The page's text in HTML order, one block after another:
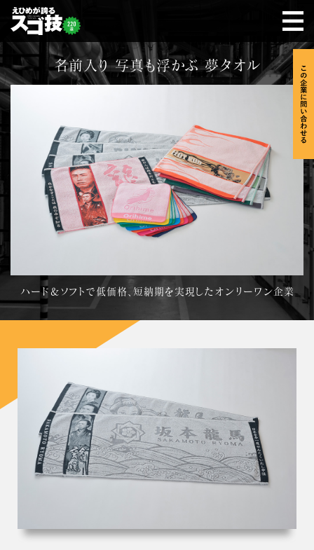
名前入り 写真も浮かぶ 夢タオル
ハード＆ソフトで低価格、短納期を実現したオンリーワン企業